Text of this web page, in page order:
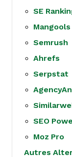
SE
Mangools
Semrush
Ahrefs
Serpstat
SEO
Moz Pro
Autres